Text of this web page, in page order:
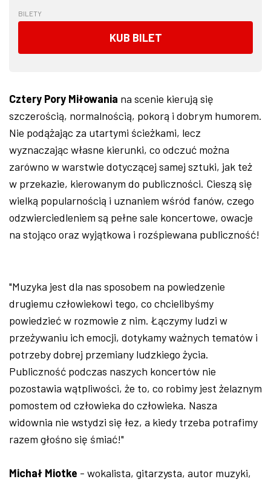
BILETY
KUB BILET
Cztery Pory Miłowania na scenie kierują się
szczerością, normalnością, pokorą i dobrym humorem.
Nie podążając za utartymi ścieżkami, lecz
wyznaczając własne kierunki, co odczuć można
zarówno w warstwie dotyczącej samej sztuki, jak też
w przekazie, kierowanym do publiczności. Cieszą się
wielką popularnością i uznaniem wśród fanów, czego
odzwierciedleniem są pełne sale koncertowe, owacje
na stojąco oraz wyjątkowa i rozśpiewana publiczność!
"Muzyka jest dla nas sposobem na powiedzenie
drugiemu człowiekowi tego, co chcielibyśmy
powiedzieć w rozmowie z nim. Łączymy ludzi w
przeżywaniu ich emocji, dotykamy ważnych tematów i
potrzeby dobrej przemiany ludzkiego życia.
Publiczność podczas naszych koncertów nie
pozostawia wątpliwości, że to, co robimy jest żelaznym
pomostem od człowieka do człowieka. Nasza
widownia nie wstydzi się łez, a kiedy trzeba potrafimy
razem głośno się śmiać!"
Michał Miotke - wokalista, gitarzysta, autor muzyki,